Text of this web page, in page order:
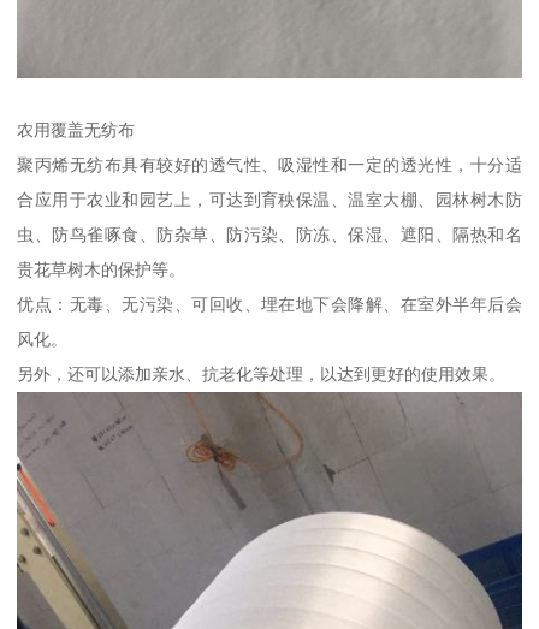
农用覆盖无纺布
聚丙烯无纺布具有较好的透气性、吸湿性和一定的透光性，十分适
合应用于农业和园艺上，可达到育秧保温、温室大棚、园林树木防
虫、防鸟雀啄食、防杂草、防污染、防冻、保湿、遮阳、隔热和名
贵花草树木的保护等。
优点：无毒、无污染、可回收、埋在地下会降解、在室外半年后会
风化。
另外，还可以添加亲水、抗老化等处理，以达到更好的使用效果。